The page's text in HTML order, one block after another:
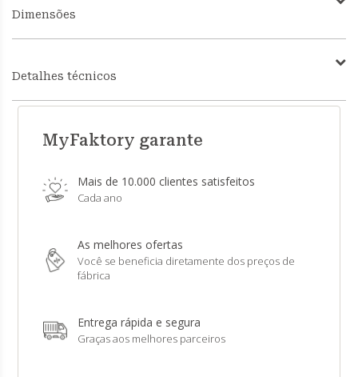
Dimensões
Detalhes técnicos
MyFaktory garante
Mais de 10.000 clientes satisfeitos
Cada ano
As melhores ofertas
Você se beneficia diretamente dos preços de
fábrica
Entrega rápida e segura
Graças aos melhores parceiros